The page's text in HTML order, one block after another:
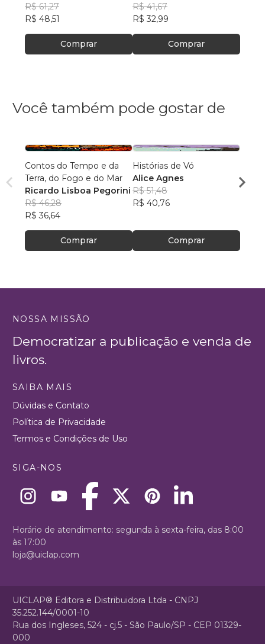
Costa
R$ 61,27
R$ 48,51
Comprar
Costa
R$ 41,67
R$ 32,99
Comprar
Você também pode gostar de
Contos do Tempo e da
Terra, do Fogo e do Mar
Ricardo Lisboa Pegorini
R$ 46,28
R$ 36,64
Comprar
Histórias de Vó
Alice Agnes
R$ 51,48
R$ 40,76
Comprar
R$
NOSSA MISSÃO
Democratizar a publicação e venda de
livros.
SAIBA MAIS
Dúvidas e Contato
Política de Privacidade
Termos e Condições de Uso
SIGA-NOS
Horário de atendimento: segunda à sexta-feira, das 8:00
às 17:00
loja@uiclap.com
UICLAP® Editora e Distribuidora Ltda - CNPJ
35.252.144/0001-10
Rua dos Ingleses, 524 - cj.5 - São Paulo/SP - CEP 01329-
000